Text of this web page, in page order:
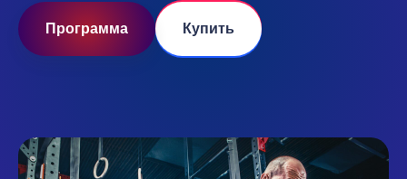
Программа Купить